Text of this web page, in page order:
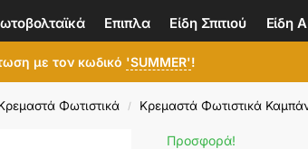
Επιπλα Είδη Σπιτιού Είδη
με τον κωδικό 'SUMMER'!
Φωτιστικά / Κρεμαστά Φωτιστικά
Προσφορά!